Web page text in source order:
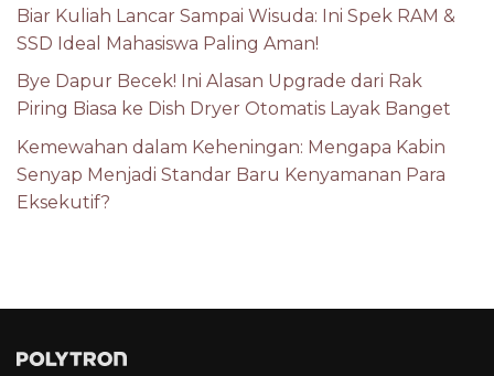
Biar Kuliah Lancar Sampai Wisuda: Ini Spek RAM &
SSD Ideal Mahasiswa Paling Aman!
Bye Dapur Becek! Ini Alasan Upgrade dari Rak
Piring Biasa ke Dish Dryer Otomatis Layak Banget
Kemewahan dalam Keheningan: Mengapa Kabin
Senyap Menjadi Standar Baru Kenyamanan Para
Eksekutif?